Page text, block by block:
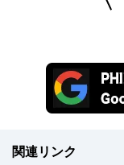
関連リンク